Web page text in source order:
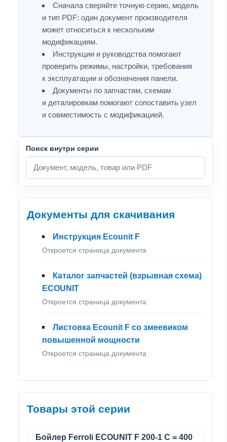
Сначала сверяйте точную серию, модель
и тип PDF: один документ производителя
может относиться к нескольким
модификациям.
Инструкции и руководства помогают
проверить режимы, настройки, требования
к эксплуатации и обозначения панели.
Документы по запчастям, схемам
и деталировкам помогают сопоставить узел
и совместимость с модификацией.
Поиск внутри серии
Документы для скачивания
Инструкция Ecounit F
Откроется страница документа
Каталог запчастей (взрывная схема)
ECOUNIT
Откроется страница документа
Листовка Ecounit F со змеевиком
повышенной мощности
Откроется страница документа
Товары этой серии
Бойлер Ferroli ECOUNIT F 200-1 C = 400